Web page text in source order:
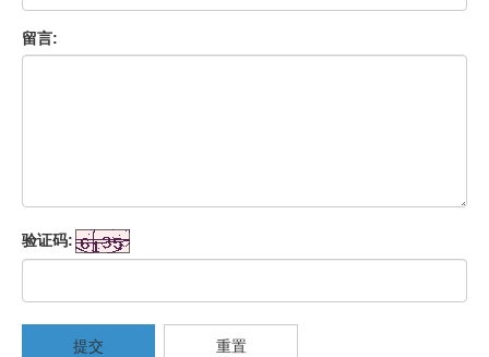
留言:
验证码:
提交 重置